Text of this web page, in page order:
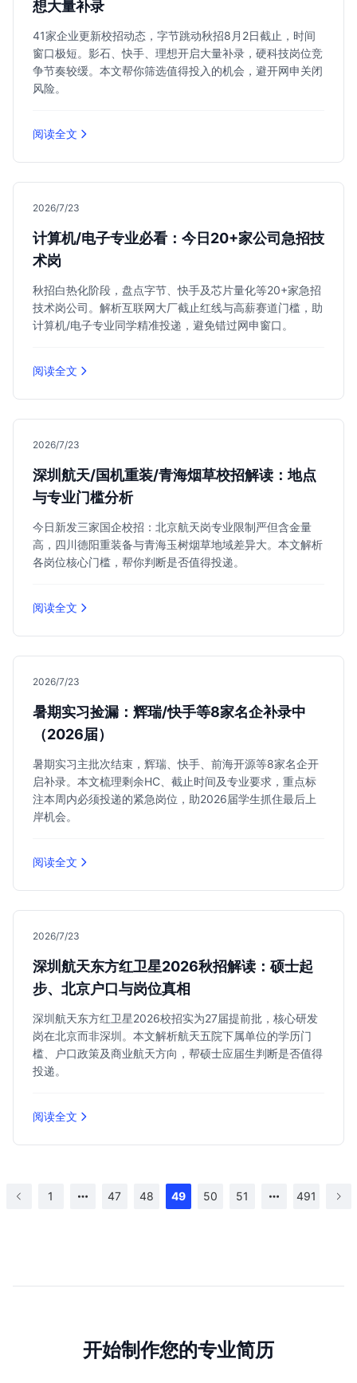
想大量补录
41家企业更新校招动态，字节跳动秋招8月2日截止，时间
窗口极短。影石、快手、理想开启大量补录，硬科技岗位竞
争节奏较缓。本文帮你筛选值得投入的机会，避开网申关闭
风险。
阅读全文
2026/7/23
计算机/电子专业必看：今日20+家公司急招技
术岗
秋招白热化阶段，盘点字节、快手及芯片量化等20+家急招
技术岗公司。解析互联网大厂截止红线与高薪赛道门槛，助
计算机/电子专业同学精准投递，避免错过网申窗口。
阅读全文
2026/7/23
深圳航天/国机重装/青海烟草校招解读：地点
与专业门槛分析
今日新发三家国企校招：北京航天岗专业限制严但含金量
高，四川德阳重装备与青海玉树烟草地域差异大。本文解析
各岗位核心门槛，帮你判断是否值得投递。
阅读全文
2026/7/23
暑期实习捡漏：辉瑞/快手等8家名企补录中
（2026届）
暑期实习主批次结束，辉瑞、快手、前海开源等8家名企开
启补录。本文梳理剩余HC、截止时间及专业要求，重点标
注本周内必须投递的紧急岗位，助2026届学生抓住最后上
岸机会。
阅读全文
2026/7/23
深圳航天东方红卫星2026秋招解读：硕士起
步、北京户口与岗位真相
深圳航天东方红卫星2026校招实为27届提前批，核心研发
岗在北京而非深圳。本文解析航天五院下属单位的学历门
槛、户口政策及商业航天方向，帮硕士应届生判断是否值得
投递。
阅读全文
1 47 48 49 50 51 491
开始制作您的专业简历